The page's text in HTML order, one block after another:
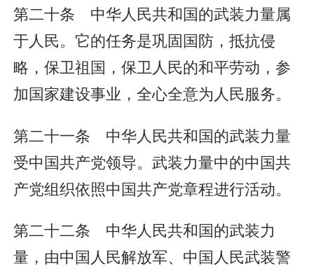
第二十条 中华人民共和国的武装力量属
于人民。它的任务是巩固国防，抵抗侵
略，保卫祖国，保卫人民的和平劳动，参
加国家建设事业，全心全意为人民服务。
第二十一条 中华人民共和国的武装力量
受中国共产党领导。武装力量中的中国共
产党组织依照中国共产党章程进行活动。
第二十二条 中华人民共和国的武装力
量，由中国人民解放军、中国人民武装警